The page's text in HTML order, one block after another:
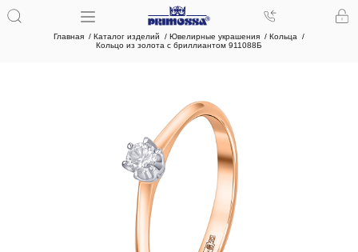
Главная Каталог изделий Ювелирные украшения
Кольца
Кольцо из золота с бриллиантом 911088Б